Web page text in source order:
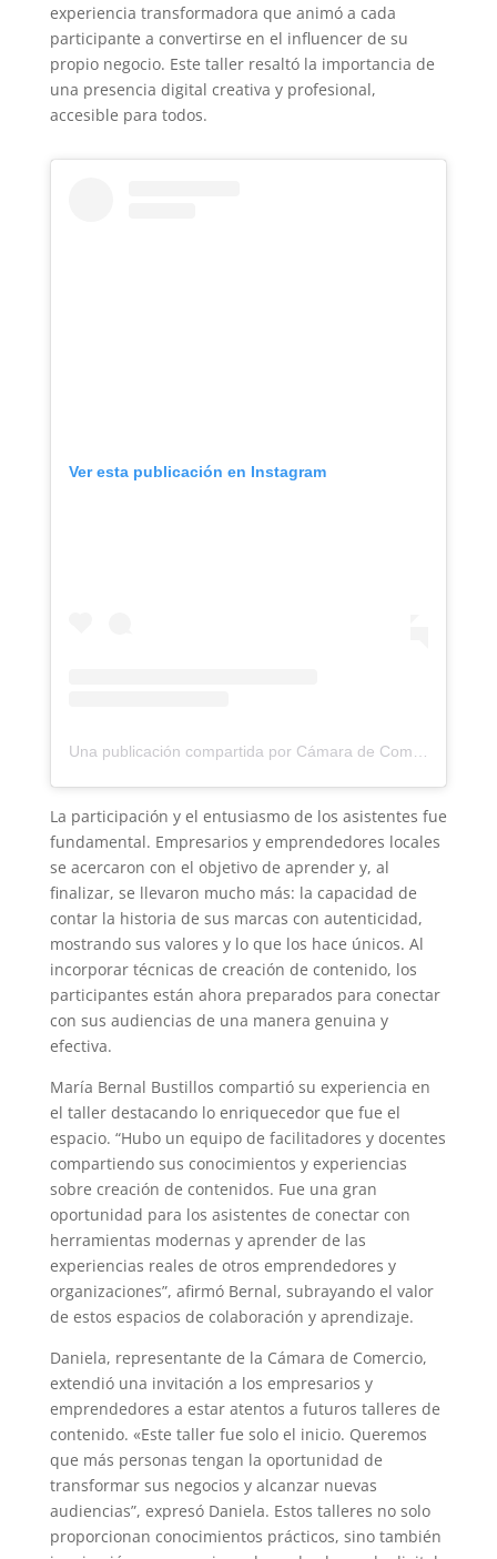
experiencia transformadora que animó a cada
participante a convertirse en el influencer de su
propio negocio. Este taller resaltó la importancia de
una presencia digital creativa y profesional,
accesible para todos.
Ver esta publicación en Instagram
Una publicación compartida por Cámara de Comercio Cartagena (@camaracartagena)
La participación y el entusiasmo de los asistentes fue
fundamental. Empresarios y emprendedores locales
se acercaron con el objetivo de aprender y, al
finalizar, se llevaron mucho más: la capacidad de
contar la historia de sus marcas con autenticidad,
mostrando sus valores y lo que los hace únicos. Al
incorporar técnicas de creación de contenido, los
participantes están ahora preparados para conectar
con sus audiencias de una manera genuina y
efectiva.
María Bernal Bustillos compartió su experiencia en
el taller destacando lo enriquecedor que fue el
espacio. “Hubo un equipo de facilitadores y docentes
compartiendo sus conocimientos y experiencias
sobre creación de contenidos. Fue una gran
oportunidad para los asistentes de conectar con
herramientas modernas y aprender de las
experiencias reales de otros emprendedores y
organizaciones”, afirmó Bernal, subrayando el valor
de estos espacios de colaboración y aprendizaje.
Daniela, representante de la Cámara de Comercio,
extendió una invitación a los empresarios y
emprendedores a estar atentos a futuros talleres de
contenido. «Este taller fue solo el inicio. Queremos
que más personas tengan la oportunidad de
transformar sus negocios y alcanzar nuevas
audiencias”, expresó Daniela. Estos talleres no solo
proporcionan conocimientos prácticos, sino también